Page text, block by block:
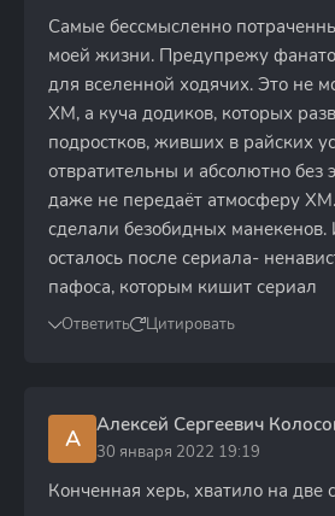
Cамые бессмысленно
моей жизни. Предупрежу
для вселенной ходячих. Это не
ХМ, а куча додиков, которых
подростков, живших в райских
отвратительны и абсолютно без
даже не передаёт атмосферу
сделали безобидных манекенов.
осталось после сериала-
пафоса, которым кишит сериал
Ответить Цитировать
А Алексей Сергеевич
30 января 2022 19:19
Конченная херь, хватило на две